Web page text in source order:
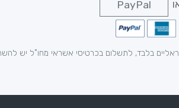
PayPal
בלבד, לתשלום בכרטיסי אשראי מחו"ל יש